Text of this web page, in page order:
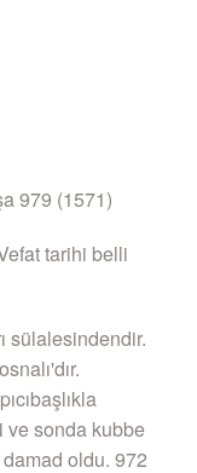
979 (1571)
tarihi belli
sülalesindendir.
ve sonda kubbe
oldu. 972